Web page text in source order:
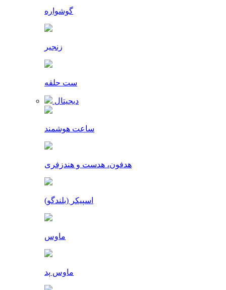
گوشواره
زنجیر
ست حلقه
دیجیتال
ساعت هوشمند
هدفون، هدست و هندزفری
اسپیکر (بلندگو)
ماوس
ماوس پد